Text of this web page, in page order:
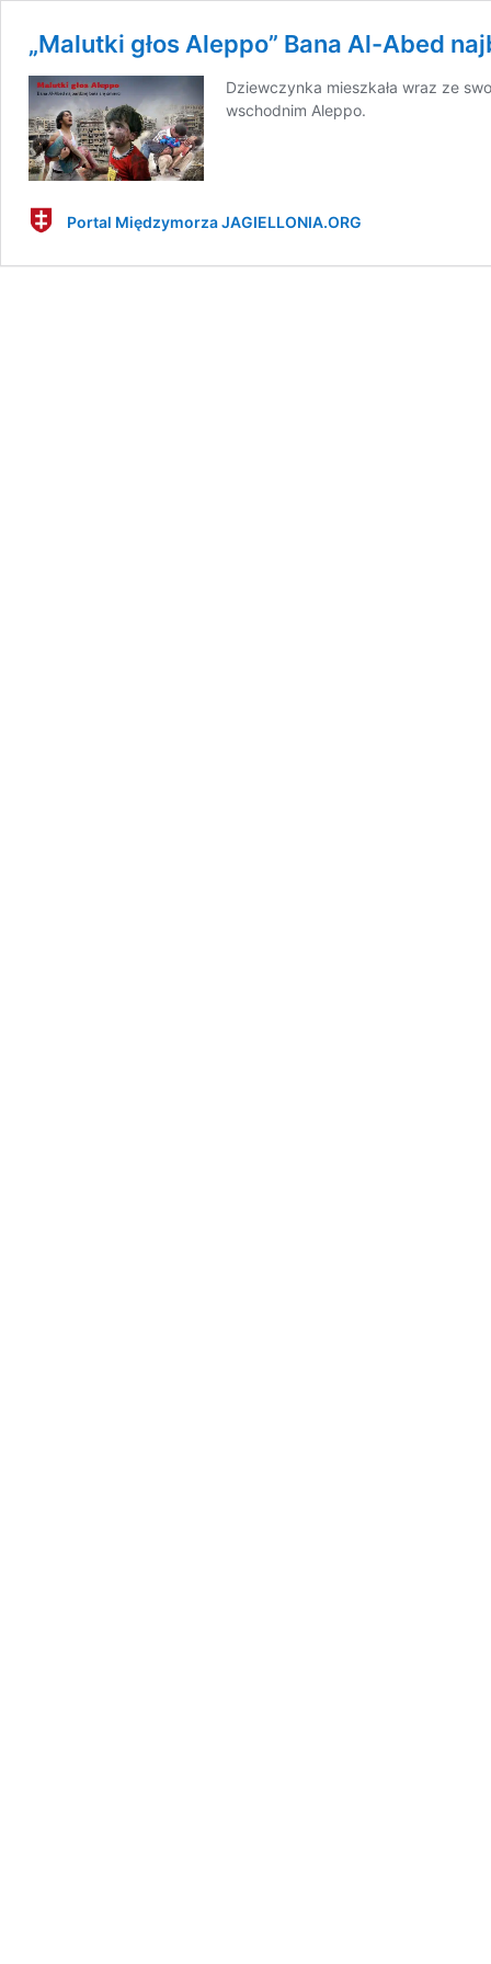
„Malutki głos Aleppo” Bana Al-Abed
Dziewczynka mieszkała wraz ze
wschodnim Aleppo.
Portal Międzymorza JAGIELLONIA.ORG